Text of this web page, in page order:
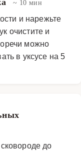
слои
Подается сельдь
зелени и
~ 10 мин
и нарежьте
очистите и
можно
в уксусе на 5
до